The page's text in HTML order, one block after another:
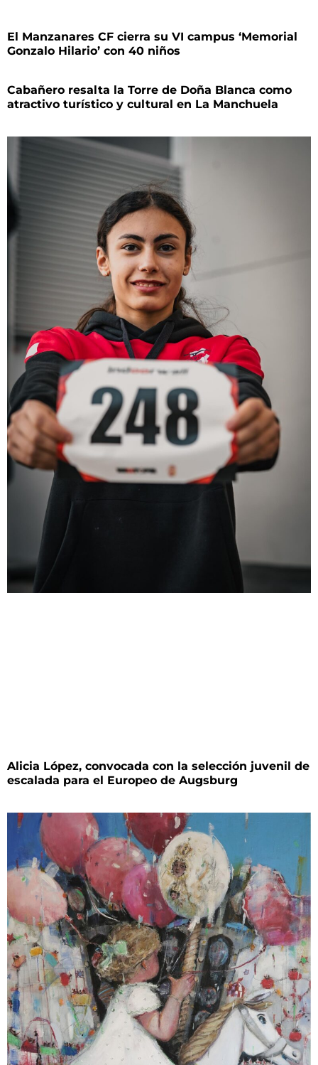
El Manzanares CF cierra su VI campus ‘Memorial
Gonzalo Hilario’ con 40 niños
Cabañero resalta la Torre de Doña Blanca como
atractivo turístico y cultural en La Manchuela
Alicia López, convocada con la selección juvenil de
escalada para el Europeo de Augsburg